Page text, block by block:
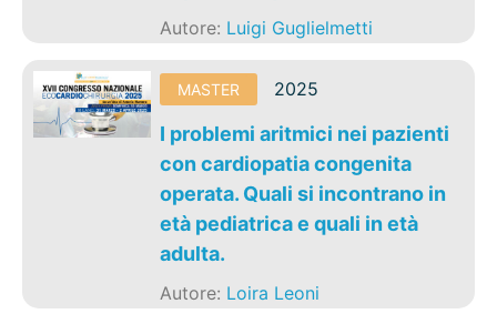
Autore: Luigi Guglielmetti
MASTER 2025
I problemi aritmici nei pazienti
con cardiopatia congenita
operata. Quali si incontrano in
età pediatrica e quali in età
adulta.
Autore: Loira Leoni